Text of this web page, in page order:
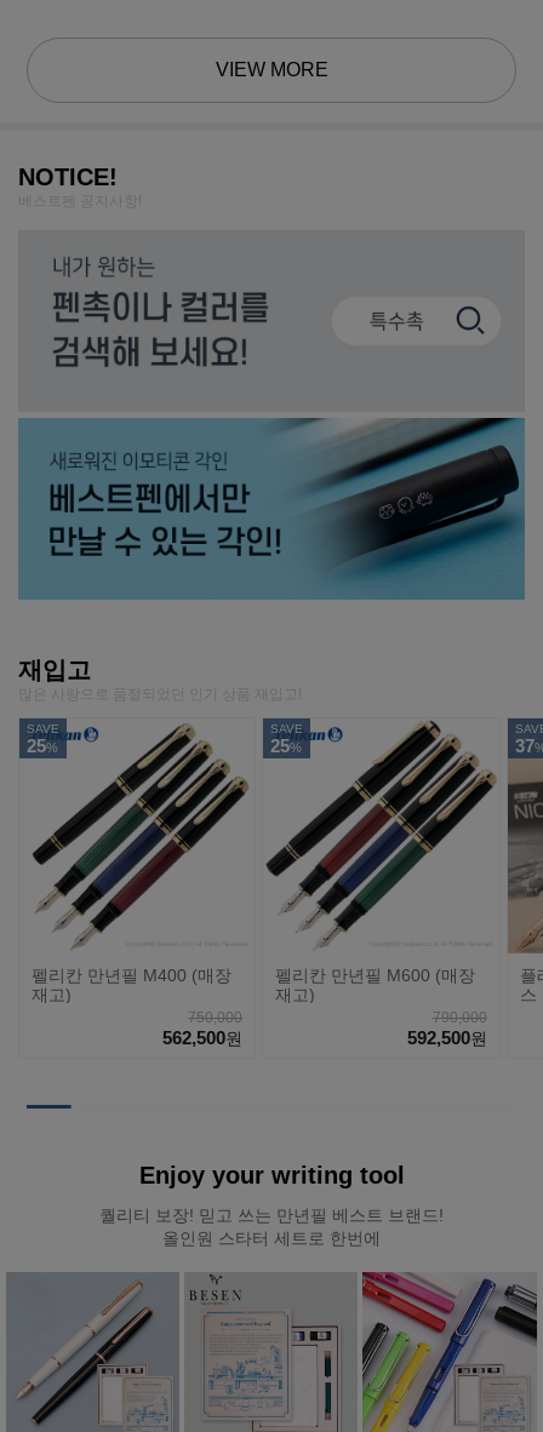
VIEW MORE
NOTICE!
베스트펜 공지사항!
재입고
많은 사랑으로 품절되었던 인기 상품 재입고!
SAVE
25%
펠리칸 만년필 M400 (매장
재고)
750,000
562,500원
SAVE
25%
펠리칸 만년필 M600 (매장
재고)
790,000
592,500원
37
플
스
Enjoy your writing tool
퀄리티 보장! 믿고 쓰는 만년필 베스트 브랜드!
올인원 스타터 세트로 한번에